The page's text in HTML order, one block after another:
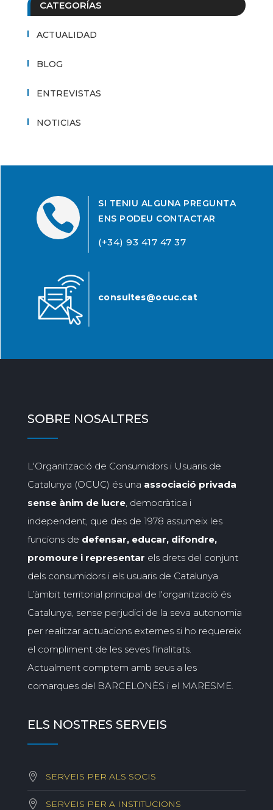
CATEGORÍAS
ACTUALIDAD
BLOG
ENTREVISTAS
NOTICIAS

SI TENIU ALGUNA PREGUNTA
ENS PODEU CONTACTAR
(+34) 93 417 47 37
consultes@ocuc.cat
SOBRE NOSALTRES
L'Organització de Consumidors i Usuaris de
Catalunya (OCUC) és una associació privada
sense ànim de lucre, democràtica i
independent, que des de 1978 assumeix les
funcions de defensar, educar, difondre,
promoure i representar els drets del conjunt
dels consumidors i els usuaris de Catalunya.
L’àmbit territorial principal de l'organització és
Catalunya, sense perjudici de la seva autonomia
per realitzar actuacions externes si ho requereix
el compliment de les seves finalitats.
Actualment comptem amb seus a les
comarques del BARCELONÈS i el MARESME.
ELS NOSTRES SERVEIS
SERVEIS PER ALS SOCIS
SERVEIS PER A INSTITUCIONS